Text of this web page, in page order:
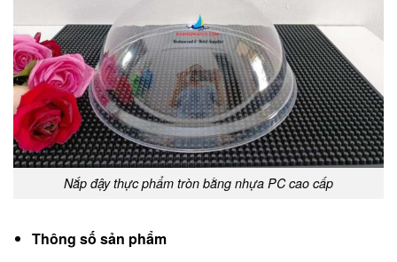
Nắp đậy thực phẩm tròn bằng nhựa PC cao cấp
Thông số sản phẩm